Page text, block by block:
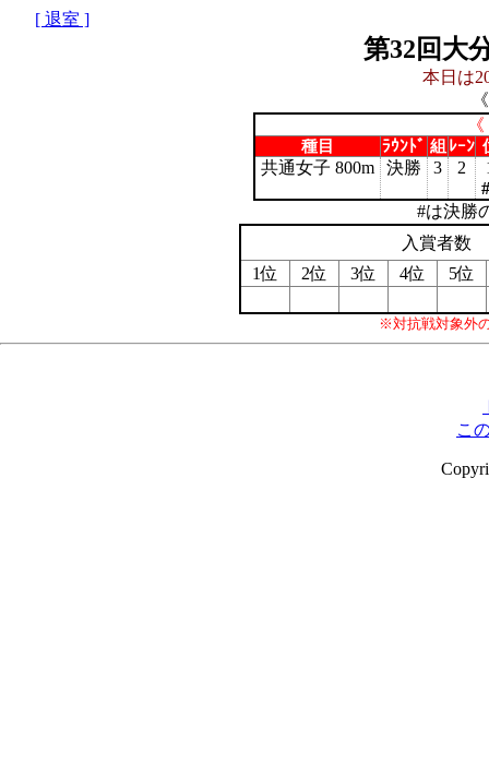
[ 退室 ]
第32回大
本日は
種目 ﾗｳﾝﾄﾞ 組 ﾚｰﾝ
共通女子 800m 決勝 3 2
#は決勝
入賞者数
1位
2位 3位 4位 5位
※対抗戦対象外
こ